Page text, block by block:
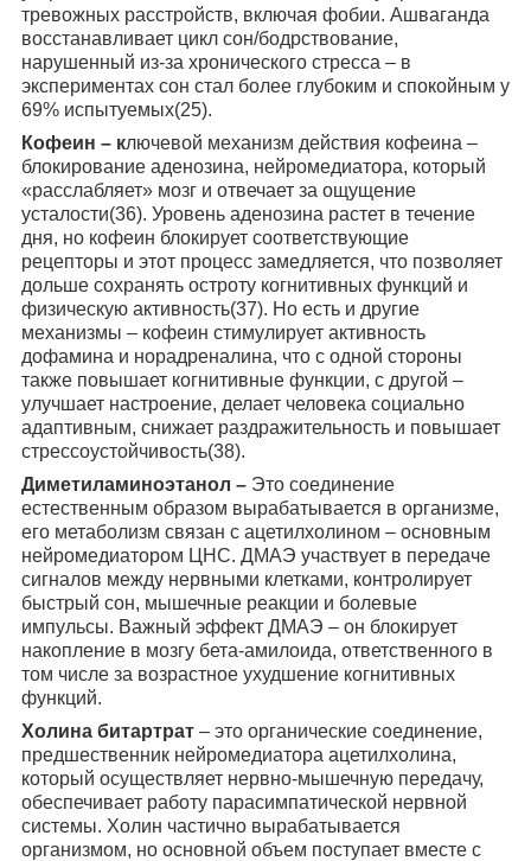
тревожных расстройств, включая фобии. Ашваганда
восстанавливает цикл сон/бодрствование,
нарушенный из-за хронического стресса – в
экспериментах сон стал более глубоким и спокойным у
69% испытуемых(25).
Кофеин – ключевой механизм действия кофеина –
блокирование аденозина, нейромедиатора, который
«расслабляет» мозг и отвечает за ощущение
усталости(36). Уровень аденозина растет в течение
дня, но кофеин блокирует соответствующие
рецепторы и этот процесс замедляется, что позволяет
дольше сохранять остроту когнитивных функций и
физическую активность(37). Но есть и другие
механизмы – кофеин стимулирует активность
дофамина и норадреналина, что с одной стороны
также повышает когнитивные функции, с другой –
улучшает настроение, делает человека социально
адаптивным, снижает раздражительность и повышает
стрессоустойчивость(38).
Диметиламиноэтанол – Это соединение
естественным образом вырабатывается в организме,
его метаболизм связан с ацетилхолином – основным
нейромедиатором ЦНС. ДМАЭ участвует в передаче
сигналов между нервными клетками, контролирует
быстрый сон, мышечные реакции и болевые
импульсы. Важный эффект ДМАЭ – он блокирует
накопление в мозгу бета-амилоида, ответственного в
том числе за возрастное ухудшение когнитивных
функций.
Холина битартрат – это органические соединение,
предшественник нейромедиатора ацетилхолина,
который осуществляет нервно-мышечную передачу,
обеспечивает работу парасимпатической нервной
системы. Холин частично вырабатывается
организмом, но основной объем поступает вместе с